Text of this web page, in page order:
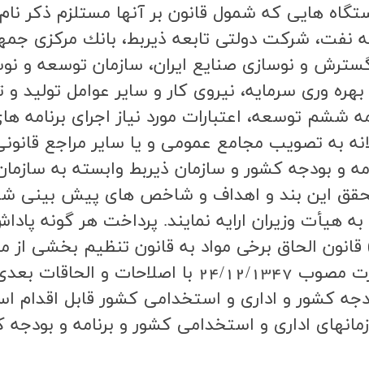
هايي كه شمول قانون بر آنها مستلزم ذكر
شركت دولتي تابعه ذيربط، بانك مركزي
و نوسازي صنايع ايران، سازمان توسعه و
بهره وري سرمايه، نيروي كار و ساير عوامل
ماده (3) قانون برنامه ششم توسعه، اعتبارات مورد نياز اجراي
به تصويب مجامع عمومي و يا ساير مراجع قانوني
1400 به سازمان برنامه و بودجه كشور و سازمان ذيربط
تحقق اين بند و اهداف و شاخص هاي پيش بيني
هيأت وزيران ارايه نمايند. پرداخت هر گونه
لايحه قانوني اصلاح قسمتي از قانون تجارت مصوب
كشور و اداري و استخدامي كشور قابل اقدام
اداري و استخدامي كشور و برنامه و